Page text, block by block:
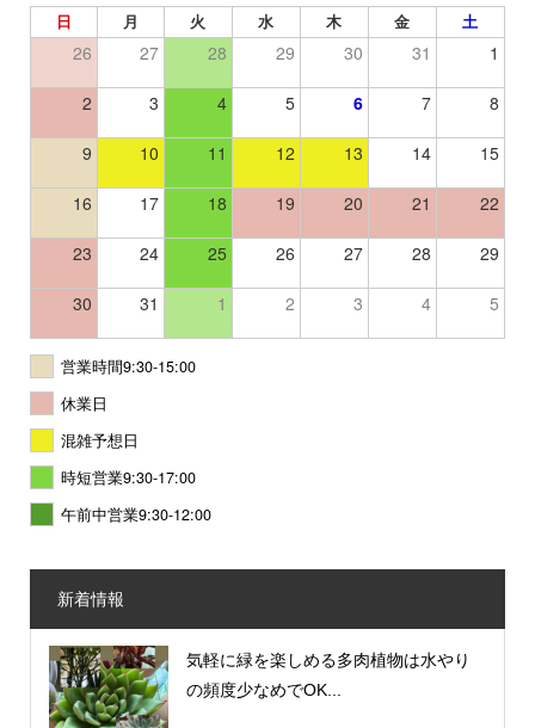
日 月 火 水 木 金 土
26 27 28 29 30 31 1
2 3 4 5 6 7 8
9 10 11 12 13 14 15
16 17 18 19 20 21 22
23 24 25 26 27 28 29
30 31 1 2 3 4 5
営業時間9:30-15:00
休業日
混雑予想日
時短営業9:30-17:00
午前中営業9:30-12:00
新着情報
気軽に緑を楽しめる多肉植物は水やり
の頻度少なめでOK...